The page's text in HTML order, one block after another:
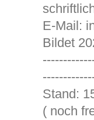
E-Mail:
Bildet
( noch